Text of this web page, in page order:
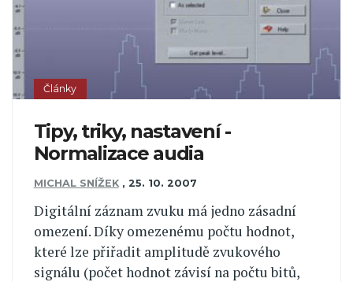
Články
Tipy, triky, nastavení -
Normalizace audia
MICHAL SNÍŽEK , 25. 10. 2007
Digitální záznam zvuku má jedno zásadní
omezení. Díky omezenému počtu hodnot,
které lze přiřadit amplitudě zvukového
signálu (počet hodnot závisí na počtu bitů,